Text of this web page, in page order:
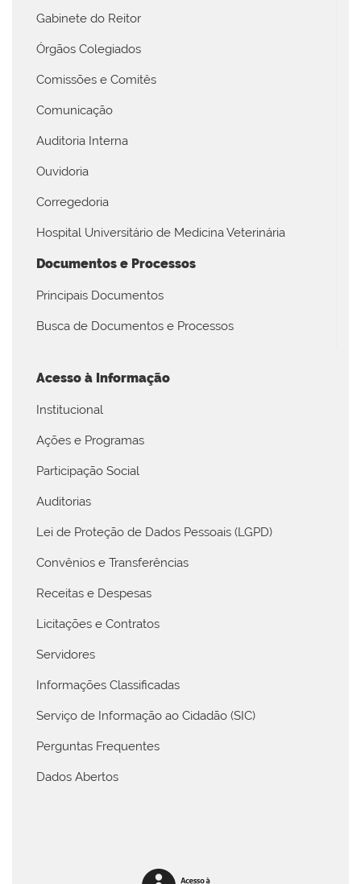
Gabinete do Reitor
Órgãos Colegiados
Comissões e Comitês
Comunicação
Auditoria Interna
Ouvidoria
Corregedoria
Hospital Universitário de Medicina Veterinária
Documentos e Processos
Principais Documentos
Busca de Documentos e Processos
Acesso à Informação
Institucional
Ações e Programas
Participação Social
Auditorias
Lei de Proteção de Dados Pessoais (LGPD)
Convênios e Transferências
Receitas e Despesas
Licitações e Contratos
Servidores
Informações Classificadas
Serviço de Informação ao Cidadão (SIC)
Perguntas Frequentes
Dados Abertos